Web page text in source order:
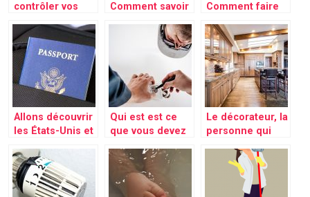
contrôler vos
d’angoisses?
Comment savoir
consomme de la
Comment faire
cheveux pendant
l’été »
Allons découvrir
les États-Unis et
ligue de basket
Qui est est ce
que vous devez
réparer votre
panne électrique
?
Le décorateur, la
personne qui
son éclat à votre
maison